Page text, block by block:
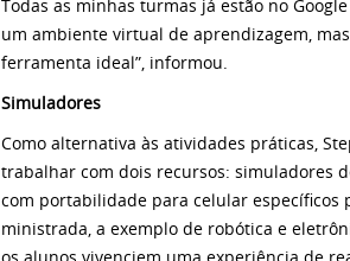
Todas as minhas turmas já estão no
um ambiente virtual de aprendizagem,
ferramenta ideal”, informou.
Simuladores
Como alternativa às atividades práticas,
trabalhar com dois recursos: simuladores
com portabilidade para celular específicos
ministrada, a exemplo de robótica e